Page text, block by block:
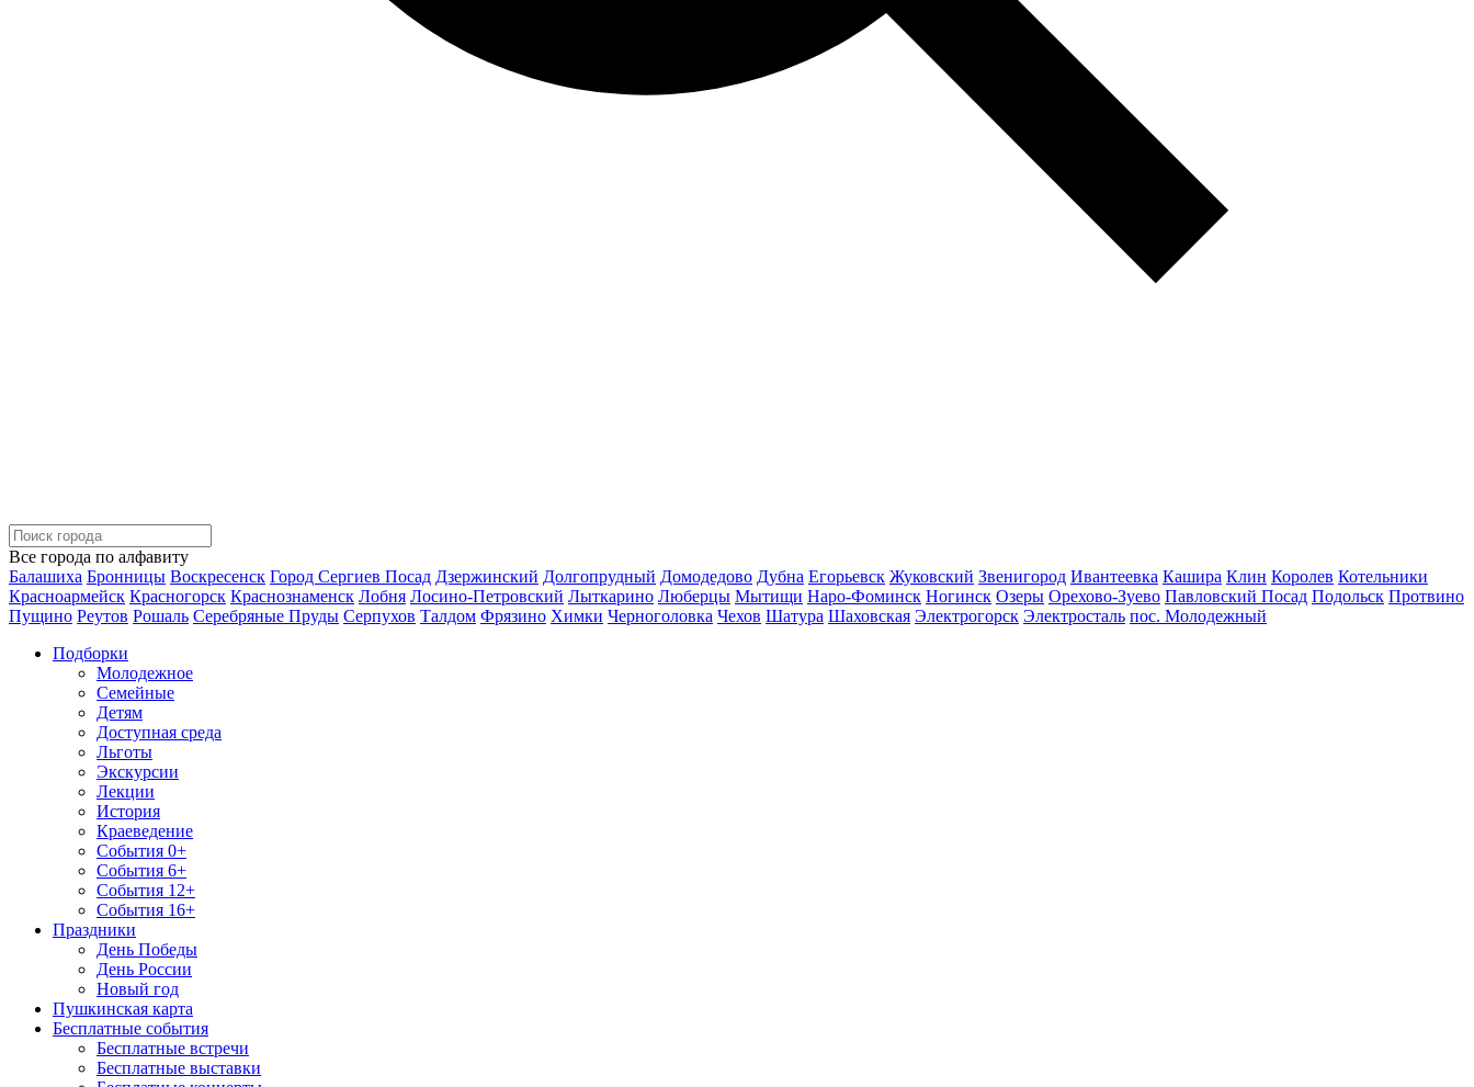
Все города по алфавиту
Балашиха Бронницы Воскресенск Город Сергиев Посад Дзержинский Долгопрудный Домодедово Дубна Егорьевск Жуковский Звенигород Ивантеевка Кашира Клин Королев Котельники
Красноармейск Красногорск Краснознаменск Лобня Лосино-Петровский Лыткарино Люберцы Мытищи Наро-Фоминск Ногинск Озеры Орехово-Зуево Павловский Посад Подольск Протвино
Пущино Реутов Рошаль Серебряные Пруды Серпухов Талдом Фрязино Химки Черноголовка Чехов Шатура Шаховская Электрогорск Электросталь пос. Молодежный
Подборки
Молодежное
Семейные
Детям
Доступная среда
Льготы
Экскурсии
Лекции
История
Краеведение
События 0+
События 6+
События 12+
События 16+
Праздники
День Победы
День России
Новый год
Пушкинская карта
Бесплатные события
Бесплатные встречи
Бесплатные выставки